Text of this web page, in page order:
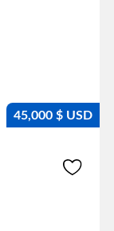
45,000 $ USD